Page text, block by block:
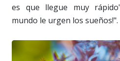
es que llegue muy
mundo le urgen los sueños!".